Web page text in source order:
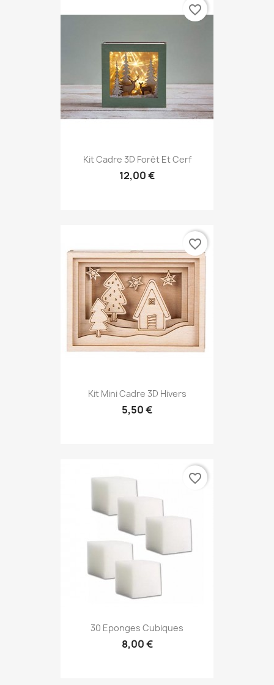
Kit Cadre 3D Forêt Et Cerf
12,00 €
favorite_border
Kit Mini Cadre 3D Hivers
5,50 €
favorite_border
30 Eponges Cubiques
8,00 €
favorite_border